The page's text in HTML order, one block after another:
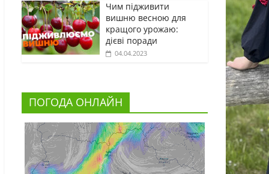
Чим підживити
вишню весною для
кращого урожаю:
дієві поради
04.04.2023
ПОГОДА ОНЛАЙН